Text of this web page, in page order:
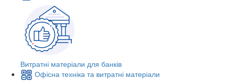
Витратні матеріали для банків
Офісна техніка та витратні матеріали